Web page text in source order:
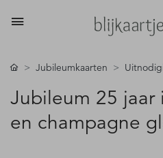
Jubileumkaarten
Jubileum 25
en champagne